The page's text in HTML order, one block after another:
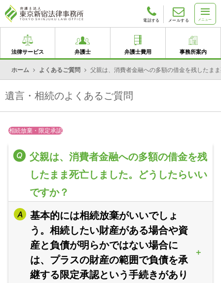
電話する メールする メニュー
法律サービス 弁護士 弁護士費用 事務所案内
ホーム よくあるご質問 父親は、消費者金融への多額の借金を残したま
遺言・相続のよくあるご質問
相続放棄・限定承認
父親は、消費者金融への多額の借金を残
したまま死亡しました。どうしたらいい
ですか？
基本的には相続放棄がいいでしょ
う。相続したい財産がある場合や資
産と負債が明らかではない場合に
は、プラスの財産の範囲で負債を承
継する限定承認という手続きがあり